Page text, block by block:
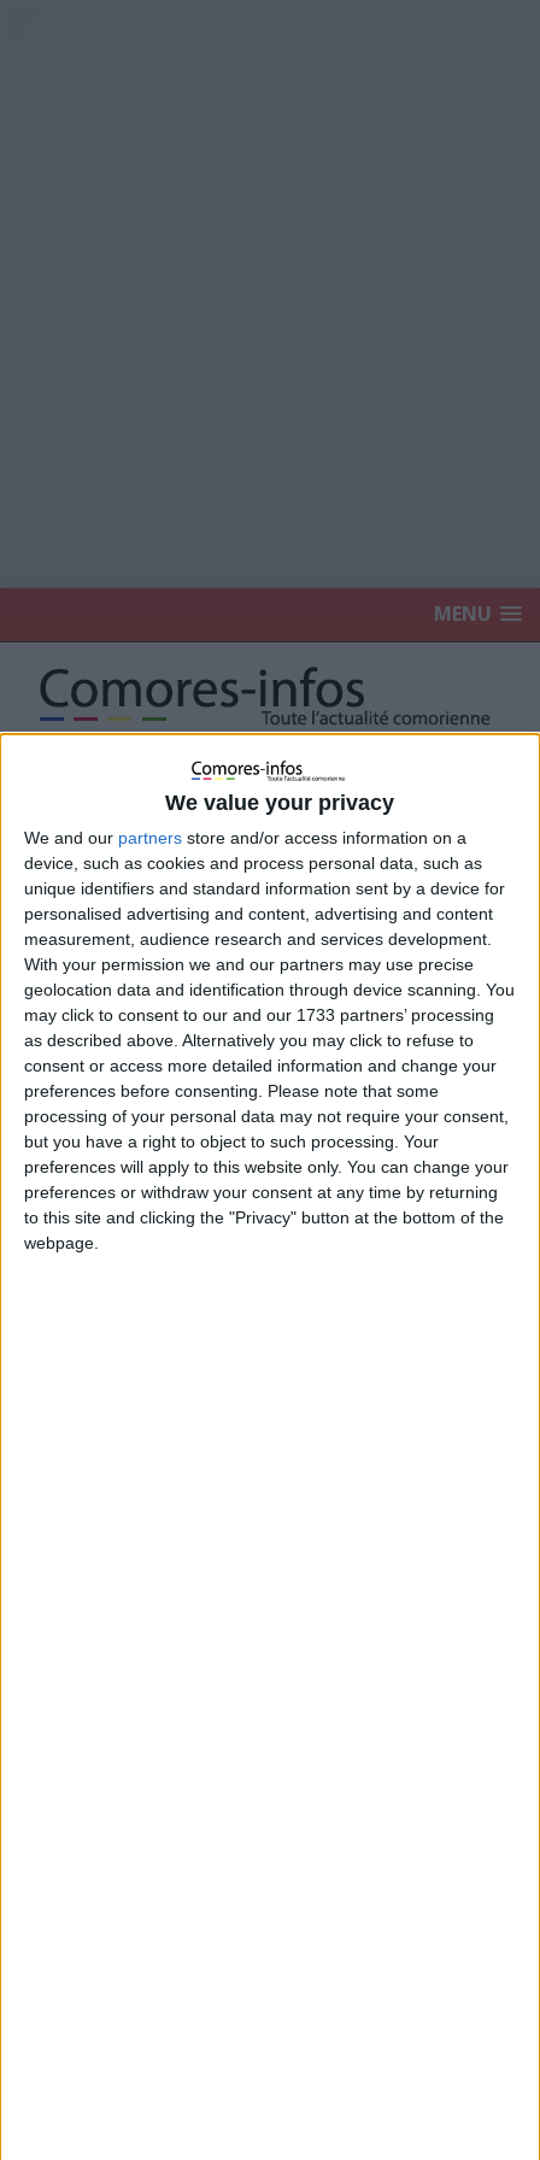
We value your privacy
We and our partners store and/or access information on a
device, such as cookies and process personal data, such as
unique identifiers and standard information sent by a device for
personalised advertising and content, advertising and content
measurement, audience research and services development.
With your permission we and our partners may use precise
geolocation data and identification through device scanning. You
may click to consent to our and our 1733 partners’ processing
as described above. Alternatively you may click to refuse to
consent or access more detailed information and change your
preferences before consenting.
Please note that some
processing of your personal data may not require your consent,
but you have a right to object to such processing. Your
preferences will apply to this website only. You can change your
preferences or withdraw your consent at any time by returning
to this site and clicking the "Privacy" button at the bottom of the
webpage.
MENU
juillet
juillet 2019
Le CNT demande une enquête sur un groupe qui
menace de « tuer » les Grand-comoriens
30 juillet 2019 La Rédaction
Malgré l’âge, la mère du prisonnier Idi Boina affiche
un incroyable moral d’acier
30 juillet 2019 La Rédaction
Plus vous dépensez d’argent pour votre mariage,
plus vous avez de chance de divorcer
30 juillet 2019